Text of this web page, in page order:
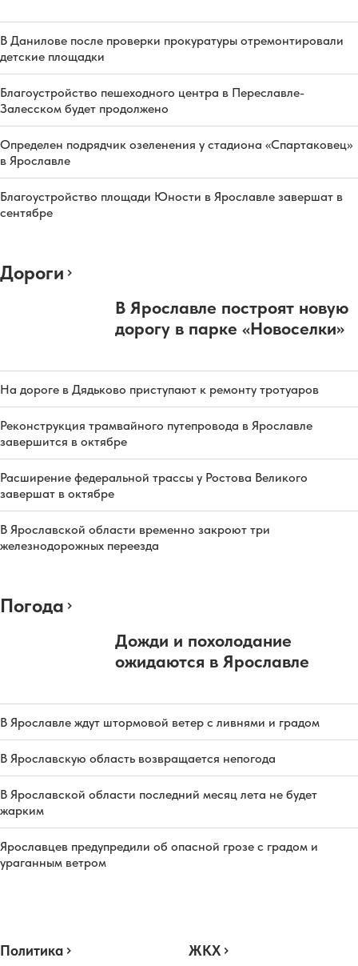
В Данилове после проверки прокуратуры отремонтировали
детские площадки
Благоустройство пешеходного центра в Переславле-
Залесском будет продолжено
Определен подрядчик озеленения у стадиона «Спартаковец»
в Ярославле
Благоустройство площади Юности в Ярославле завершат в
сентябре
Дороги
В Ярославле построят новую
дорогу в парке «Новоселки»
На дороге в Дядьково приступают к ремонту тротуаров
Реконструкция трамвайного путепровода в Ярославле
завершится в октябре
Расширение федеральной трассы у Ростова Великого
завершат в октябре
В Ярославской области временно закроют три
железнодорожных переезда
Погода
Дожди и похолодание
ожидаются в Ярославле
В Ярославле ждут штормовой ветер с ливнями и градом
В Ярославскую область возвращается непогода
В Ярославской области последний месяц лета не будет
жарким
Ярославцев предупредили об опасной грозе с градом и
ураганным ветром
Политика ЖКХ